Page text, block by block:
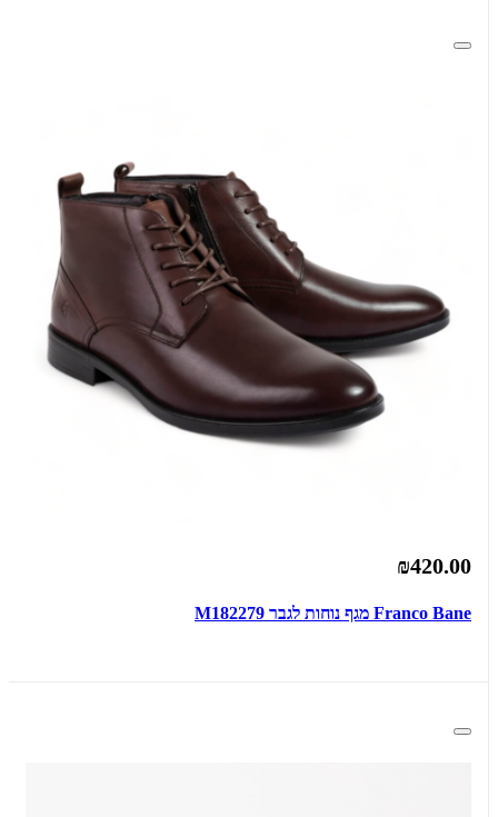
₪420.00
Franco Bane מגף נוחות לגבר M182279